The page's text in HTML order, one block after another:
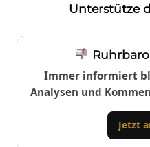
Unterstütze
Immer informiert
Analysen und
Jetzt